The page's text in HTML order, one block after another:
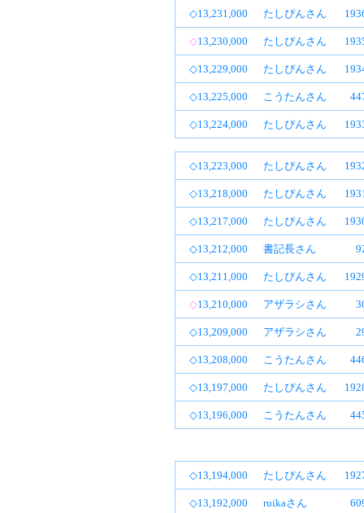
◇13,231,000 たしぴんさん
◇13,230,000 たしぴんさん
◇13,229,000 たしぴんさん
◇13,225,000 こうたんさん
◇13,224,000 たしぴんさん
◇13,223,000 たしぴんさん
◇13,218,000 たしぴんさん
◇13,217,000 たしぴんさん
◇13,212,000 書記長さん
◇13,211,000 たしぴんさん
◇13,210,000 アザラシさん
◇13,209,000 アザラシさん
◇13,208,000 こうたんさん
◇13,197,000 たしぴんさん
◇13,196,000 こうたんさん
◇13,194,000 たしぴんさん
◇13,192,000 ruikaさん